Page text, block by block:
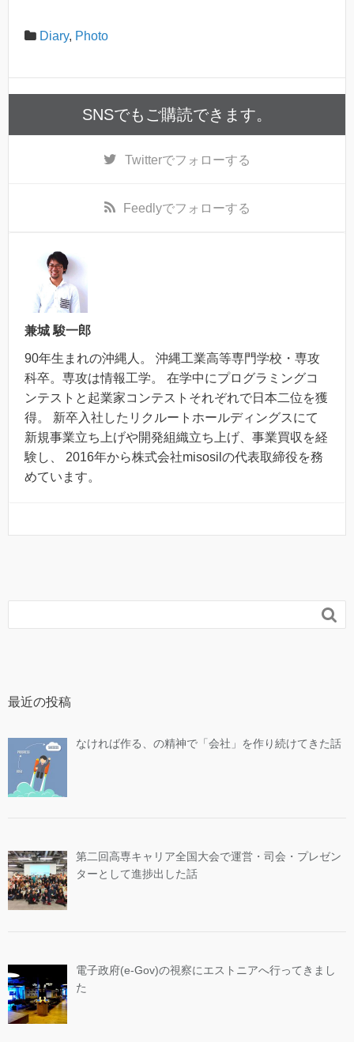
Diary, Photo
SNSでもご購読できます。
Twitterでフォローする
Feedlyでフォローする
兼城 駿一郎
90年生まれの沖縄人。 沖縄工業高等専門学校・専攻
科卒。専攻は情報工学。 在学中にプログラミングコ
ンテストと起業家コンテストそれぞれで日本二位を獲
得。 新卒入社したリクルートホールディングスにて
新規事業立ち上げや開発組織立ち上げ、事業買収を経
験し、 2016年から株式会社misosilの代表取締役を務
めています。

最近の投稿
なければ作る、の精神で「会社」を作り続けてきた話
第二回高専キャリア全国大会で運営・司会・プレゼン
ターとして進捗出した話
電子政府(e-Gov)の視察にエストニアへ行ってきまし
た